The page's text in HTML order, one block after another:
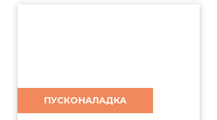
ПУСКОНАЛАДКА